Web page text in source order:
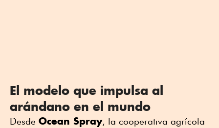
El modelo que impulsa al
arándano en el mundo
Desde Ocean Spray, la cooperativa agrícola